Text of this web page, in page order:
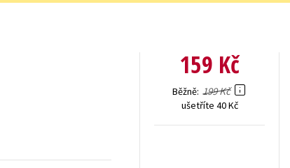
159 Kč
Běžně 199 Kč
ušetříte 40 Kč